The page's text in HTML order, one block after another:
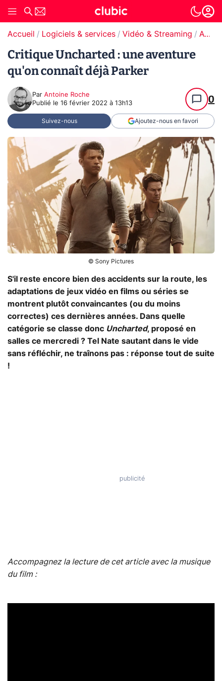
Accueil Logiciels & services Vidéo & Streaming Avis Vidéo & Streaming
Critique Uncharted : une aventure
qu'on connaît déjà Parker
Par Antoine Roche
Publié le 16 février 2022 à 13h13 0
Suivez-nous Ajoutez-nous en favori
© Sony Pictures
S'il reste encore bien des accidents sur la route, les
adaptations de jeux vidéo en films ou séries se
montrent plutôt convaincantes (ou du moins
correctes) ces dernières années. Dans quelle
catégorie se classe donc Uncharted, proposé en
salles ce mercredi ? Tel Nate sautant dans le vide
sans réfléchir, ne traînons pas : réponse tout de suite
!
Accompagnez la lecture de cet article avec la musique
du film :